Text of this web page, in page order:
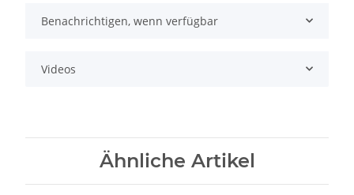
Benachrichtigen, wenn verfügbar
Videos
Ähnliche Artikel